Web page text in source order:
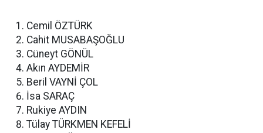
Cemil ÖZTÜRK
Cahit MUSABAŞOĞLU
Cüneyt GÖNÜL
Akın AYDEMİR
Beril VAYNİ ÇOL
İsa SARAÇ
Rukiye AYDIN
Tülay TÜRKMEN KEFELİ